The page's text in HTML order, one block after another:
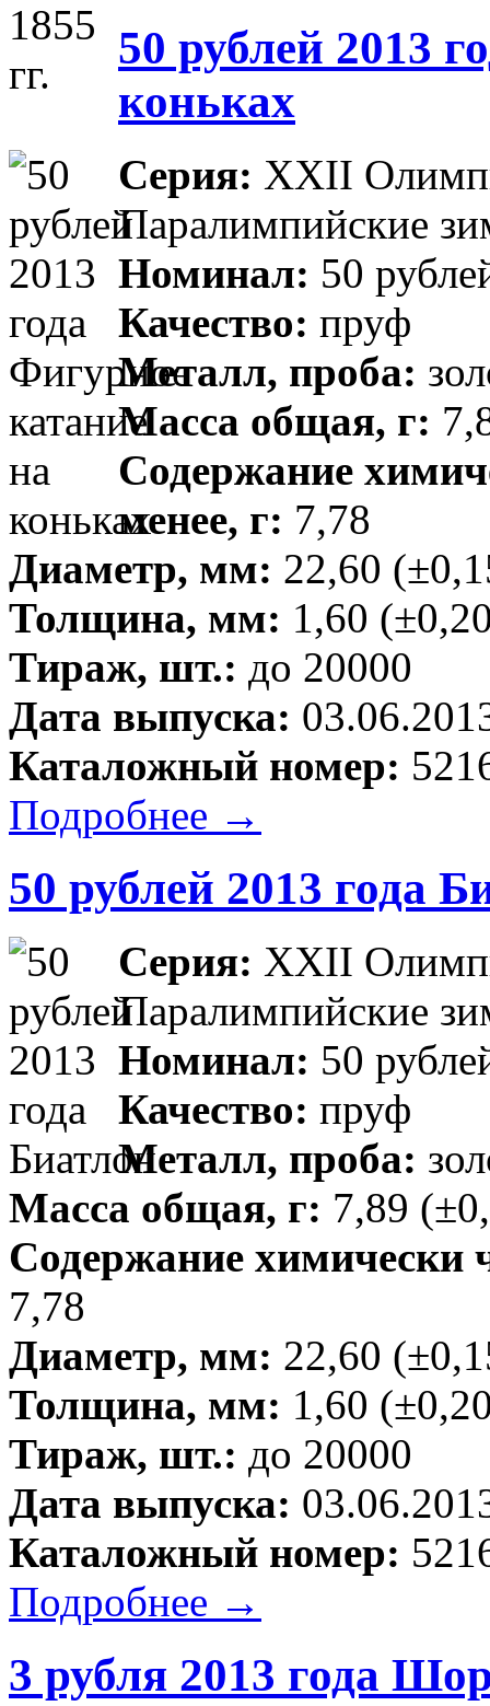
50 рублей 2013
коньках
Серия: XXII
Паралимпийские
Номинал: 50
Качество: пруф
Металл, проба:
Масса общая, г:
Содержание
менее, г: 7,78
Диаметр, мм: 22,60
Толщина, мм: 1,60
Тираж, шт.: до 20000
Дата выпуска:
Каталожный номер:
Подробнее →
50 рублей 2013 года
Серия: XXII
Паралимпийские
Номинал: 50
Качество: пруф
Металл, проба:
Масса общая, г: 7,89
Содержание химически
7,78
Диаметр, мм: 22,60
Толщина, мм: 1,60
Тираж, шт.: до 20000
Дата выпуска:
Каталожный номер:
Подробнее →
3 рубля 2013 года